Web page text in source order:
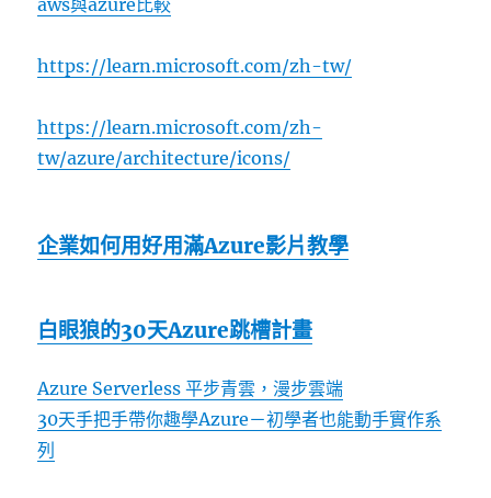
https://learn.microsoft.com/zh-tw/
https://learn.microsoft.com/zh-
tw/azure/architecture/icons/
企業如何用好用滿Azure影片教學
白眼狼的30天Azure跳槽計畫
Azure Serverless 平步青雲，漫步雲端
30天手把手帶你趣學Azure－初學者也能動手實作系
列